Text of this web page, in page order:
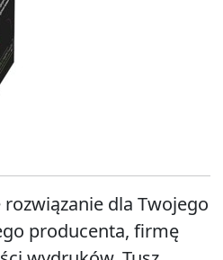
rozwiązanie dla Twojego
producenta, firmę